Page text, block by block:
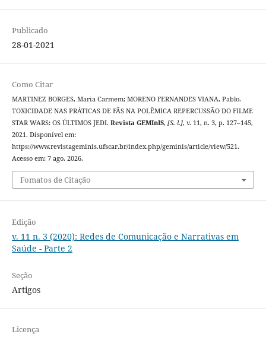
Publicado
28-01-2021
Como Citar
MARTINEZ BORGES, Maria Carmem; MORENO FERNANDES VIANA, Pablo.
TOXICIDADE NAS PRÁTICAS DE FÃS NA POLÊMICA REPERCUSSÃO DO FILME
STAR WARS: OS ÚLTIMOS JEDI. Revista GEMInIS, [S. l.], v. 11, n. 3, p. 127–145,
2021. Disponível em:
https://www.revistageminis.ufscar.br/index.php/geminis/article/view/521.
Acesso em: 7 ago. 2026.
Fomatos de Citação
Edição
v. 11 n. 3 (2020): Redes de Comunicação e Narrativas em
Saúde - Parte 2
Seção
Artigos
Licença